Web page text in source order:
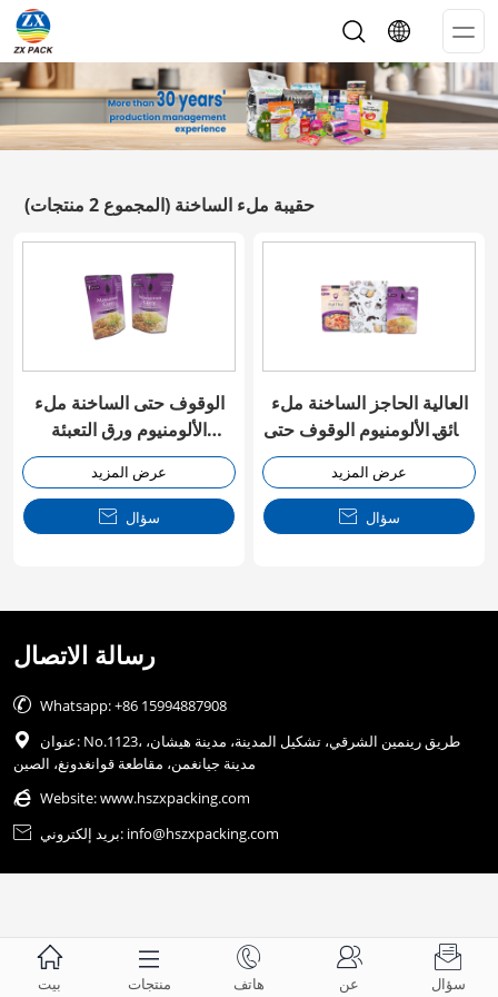
حقيبة ملء الساخنة (المجموع 2 منتجات)
الوقوف حتى الساخنة ملء
الألومنيوم ورق التعبئة
والتغليف حقيبة
عرض المزيد
 سؤال
العالية الحاجز الساخنة ملء
رقائق الألومنيوم الوقوف حتى
حقيبة التعبئة والتغليف
عرض المزيد
 سؤال
رسالة الاتصال
 Whatsapp: +86 15994887908

عنوان: No.1123، طريق رينمين الشرقي، تشكيل المدينة، مدينة هيشان،
مدينة جيانغمن، مقاطعة قوانغدونغ، الصين
 Website:www.hszxpacking.com
 بريد إلكتروني: info@hszxpacking.com

بيت

منتجات

هاتف

عن

سؤال